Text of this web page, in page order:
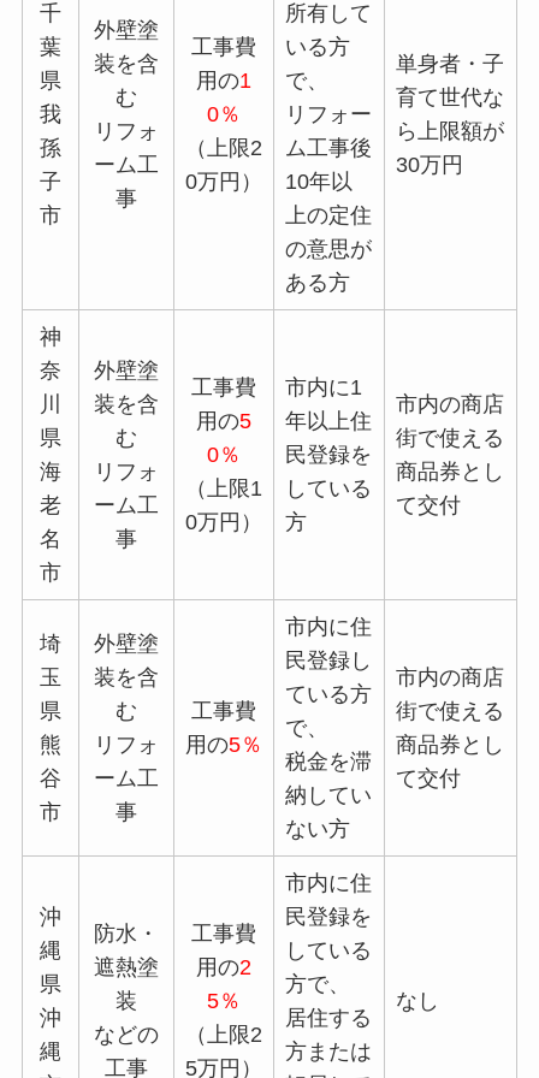
千
葉
県
我
孫
子
市
外壁塗
装を含
む
リフォ
ーム工
事
工事費
用の1
0％
（上限2
0万円）
所有して
いる方
で、
リフォー
ム工事後
10年以
上の定住
の意思が
ある方
単身者・子
育て世代な
ら上限額が
30万円
神
奈
川
県
海
老
名
市
外壁塗
装を含
む
リフォ
ーム工
事
工事費
用の5
0％
（上限1
0万円）
市内に1
年以上住
民登録を
している
方
市内の商店
街で使える
商品券とし
て交付
埼
玉
県
熊
谷
市
外壁塗
装を含
む
リフォ
ーム工
事
工事費
用の5％
市内に住
民登録し
ている方
で、
税金を滞
納してい
ない方
市内の商店
街で使える
商品券とし
て交付
沖
縄
県
沖
縄
防水・
遮熱塗
装
などの
工事
工事費
用の2
5％
（上限2
5万円）
市内に住
民登録を
している
方で、
居住する
方または
なし